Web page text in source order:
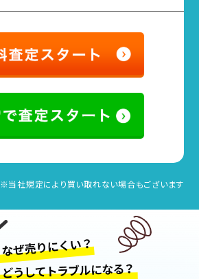
※当社規定により買い取れない場合もございます